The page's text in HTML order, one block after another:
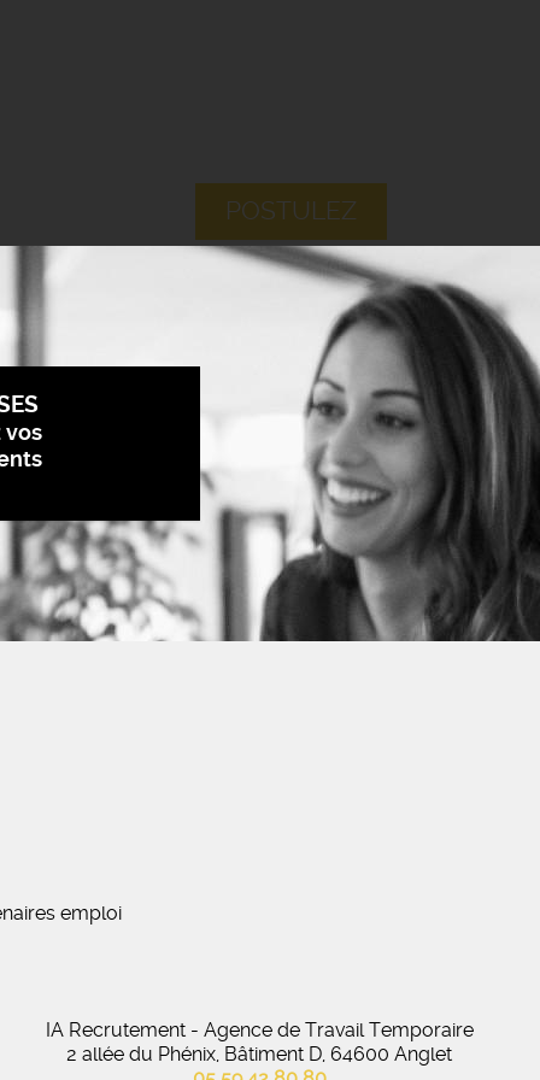
POSTULEZ
vos
emploi
IA Recrutement - Agence de Travail Temporaire
2 allée du Phénix, Bâtiment D, 64600 Anglet